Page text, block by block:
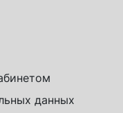
данных